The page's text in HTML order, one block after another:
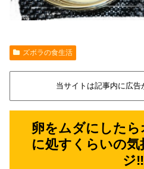
ズボラの食生活
当サイトは記事内に広告
卵をムダにしたら
に処すくらいの
ジ‼️